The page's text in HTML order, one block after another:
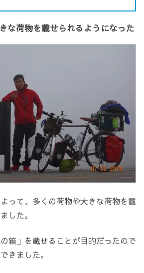
な荷物を載せられるようになった
って、多くの荷物や大きな荷物を載
した。
箱」を載せることが目的だったので
きました。